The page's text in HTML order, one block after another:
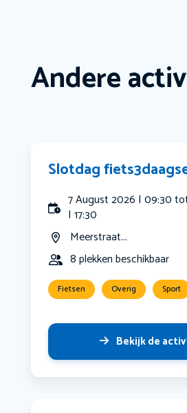
Andere
Slotdag
7 August 2026 | 09:30
| 17:30
Meerstraat...
8 plekken beschikbaar
Fietsen Overig Sport
Bekijk de